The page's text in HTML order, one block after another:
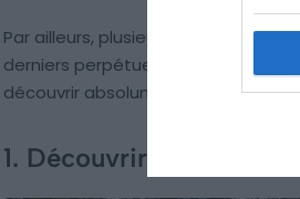
Par ailleurs, plusieurs villages ont
derniers perpétuent encore les
découvrir absolument !
1. Découvrir le sentier